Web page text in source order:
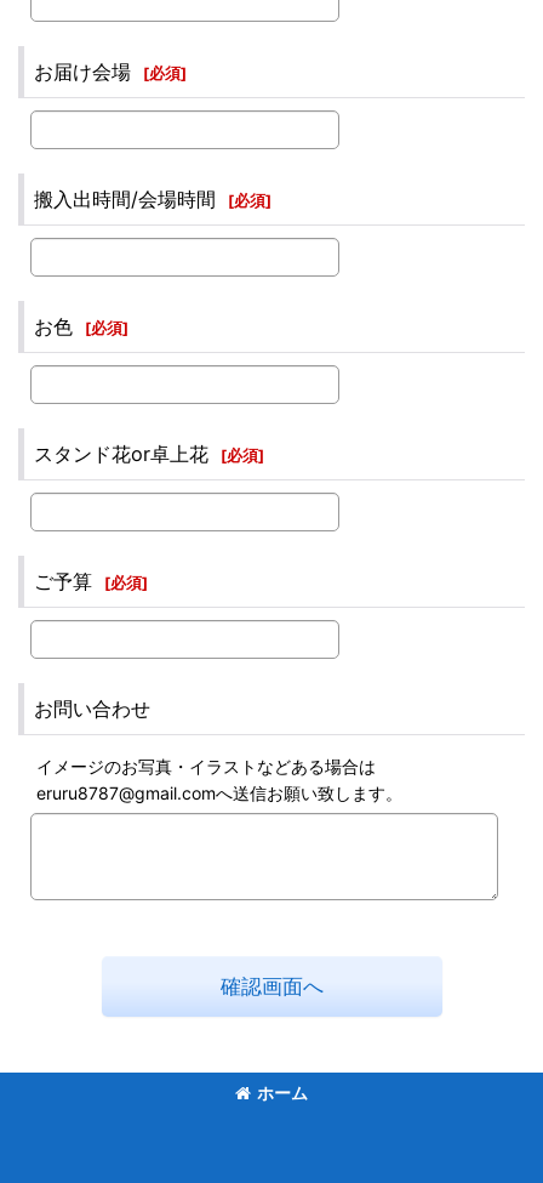
お届け会場 [必須]
搬入出時間/会場時間 [必須]
お色 [必須]
スタンド花or卓上花 [必須]
ご予算 [必須]
お問い合わせ
イメージのお写真・イラストなどある場合は
eruru8787@gmail.comへ送信お願い致します。
確認画面へ
ホーム